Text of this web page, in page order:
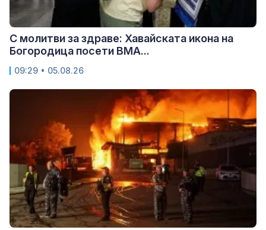
С молитви за здраве: Хавайската икона на
Богородица посети ВМА...
09:29 • 05.08.26